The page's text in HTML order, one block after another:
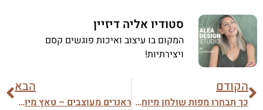
סטודיו אליה דיזיין
המקום בו עיצוב ואיכות פוגשים קסם
ויצירתיות!
הקודם
כך תבחרו מפות שולחן מיוחדות ומעוצבות
הבא
ראנרים מעוצבים – טאץ מיוחד לכל שולחן